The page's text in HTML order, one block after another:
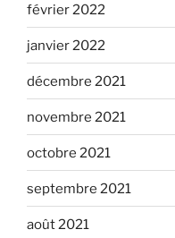
février 2022
janvier 2022
décembre 2021
novembre 2021
octobre 2021
septembre 2021
août 2021